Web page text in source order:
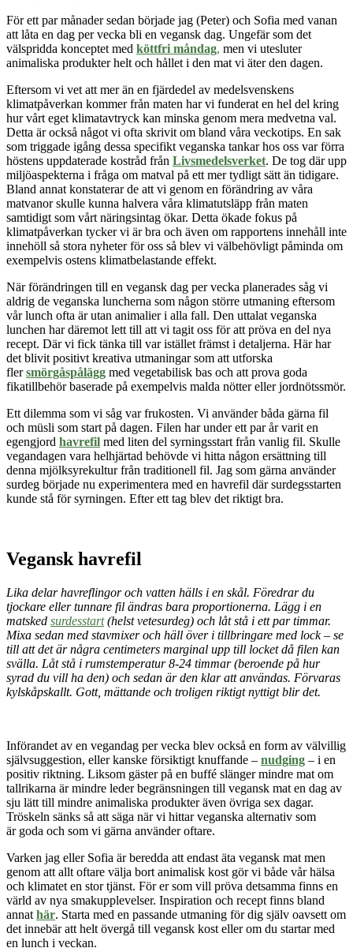
För ett par månader sedan började jag (Peter) och Sofia med vanan
att låta en dag per vecka bli en vegansk dag. Ungefär som det
välspridda konceptet med köttfri måndag, men vi utesluter
animaliska produkter helt och hållet i den mat vi äter den dagen.
Eftersom vi vet att mer än en fjärdedel av medelsvenskens
klimatpåverkan kommer från maten har vi funderat en hel del kring
hur vårt eget klimatavtryck kan minska genom mera medvetna val.
Detta är också något vi ofta skrivit om bland våra veckotips. En sak
som triggade igång dessa specifikt veganska tankar hos oss var förra
höstens uppdaterade kostråd från Livsmedelsverket. De tog där upp
miljöaspekterna i fråga om matval på ett mer tydligt sätt än tidigare.
Bland annat konstaterar de att vi genom en förändring av våra
matvanor skulle kunna halvera våra klimatutsläpp från maten
samtidigt som vårt näringsintag ökar. Detta ökade fokus på
klimatpåverkan tycker vi är bra och även om rapportens innehåll inte
innehöll så stora nyheter för oss så blev vi välbehövligt påminda om
exempelvis ostens klimatbelastande effekt.
När förändringen till en vegansk dag per vecka planerades såg vi
aldrig de veganska luncherna som någon större utmaning eftersom
vår lunch ofta är utan animalier i alla fall. Den uttalat veganska
lunchen har däremot lett till att vi tagit oss för att pröva en del nya
recept. Där vi fick tänka till var istället främst i detaljerna. Här har
det blivit positivt kreativa utmaningar som att utforska
flersmörgåspålägg med vegetabilisk bas och att prova goda
fikatillbehör baserade på exempelvis malda nötter eller jordnötssmör.
Ett dilemma som vi såg var frukosten. Vi använder båda gärna fil
och müsli som start på dagen. Filen har under ett par år varit en
egengjord havrefil med liten del syrningsstart från vanlig fil. Skulle
vegandagen vara helhjärtad behövde vi hitta någon ersättning till
denna mjölksyrekultur från traditionell fil. Jag som gärna använder
surdeg började nu experimentera med en havrefil där surdegsstarten
kunde stå för syrningen. Efter ett tag blev det riktigt bra.
Vegansk havrefil
Lika delar havreflingor och vatten hälls i en skål. Föredrar du
tjockare eller tunnare fil ändras bara proportionerna. Lägg i en
matsked surdesstart(helst vetesurdeg) och låt stå i ett par timmar.
Mixa sedan med stavmixer och häll över i tillbringare med lock – se
till att det är några centimeters marginal upp till locket då filen kan
svälla. Låt stå i rumstemperatur 8-24 timmar (beroende på hur
syrad du vill ha den) och sedan är den klar att användas. Förvaras
kylskåpskallt. Gott, mättande och troligen riktigt nyttigt blir det.
Införandet av en vegandag per vecka blev också en form av välvillig
självsuggestion, eller kanske försiktigt knuffande – nudging – i en
positiv riktning. Liksom gäster på en buffé slänger mindre mat om
tallrikarna är mindre leder begränsningen till vegansk mat en dag av
sju lätt till mindre animaliska produkter även övriga sex dagar.
Tröskeln sänks så att säga när vi hittar veganska alternativ som
är goda och som vi gärna använder oftare.
Varken jag eller Sofia är beredda att endast äta vegansk mat men
genom att allt oftare välja bort animalisk kost gör vi både vår hälsa
och klimatet en stor tjänst. För er som vill pröva detsamma finns en
värld av nya smakupplevelser. Inspiration och recept finns bland
annat här. Starta med en passande utmaning för dig själv oavsett om
det innebär att helt övergå till vegansk kost eller om du startar med
en lunch i veckan.